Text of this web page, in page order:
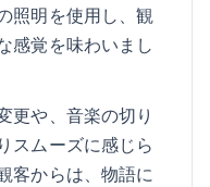
照明を使用し、観
感覚を味わいまし
更や、音楽の切り
スムーズに感じら
客からは、物語に